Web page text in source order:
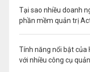
Tại sao nhiều doanh
phần mềm quản trị
Tính năng nổi bật của
với nhiều công cụ